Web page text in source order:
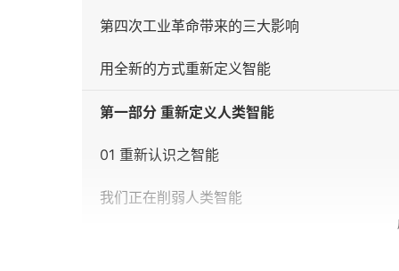
第四次工业革命带来的三大影响
用全新的方式重新定义智能
第一部分 重新定义人类智能
01 重新认识之智能
我们正在削弱人类智能